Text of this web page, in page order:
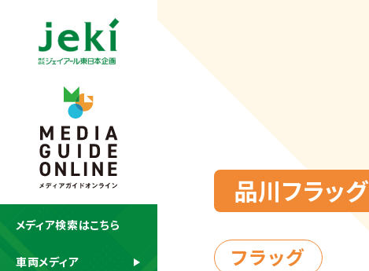
品川フラッグ
フラッグ
メディア検索はこちら
車両メディア